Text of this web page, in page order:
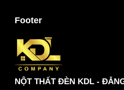
Footer
NỘT THẤT ĐÈN KDL -